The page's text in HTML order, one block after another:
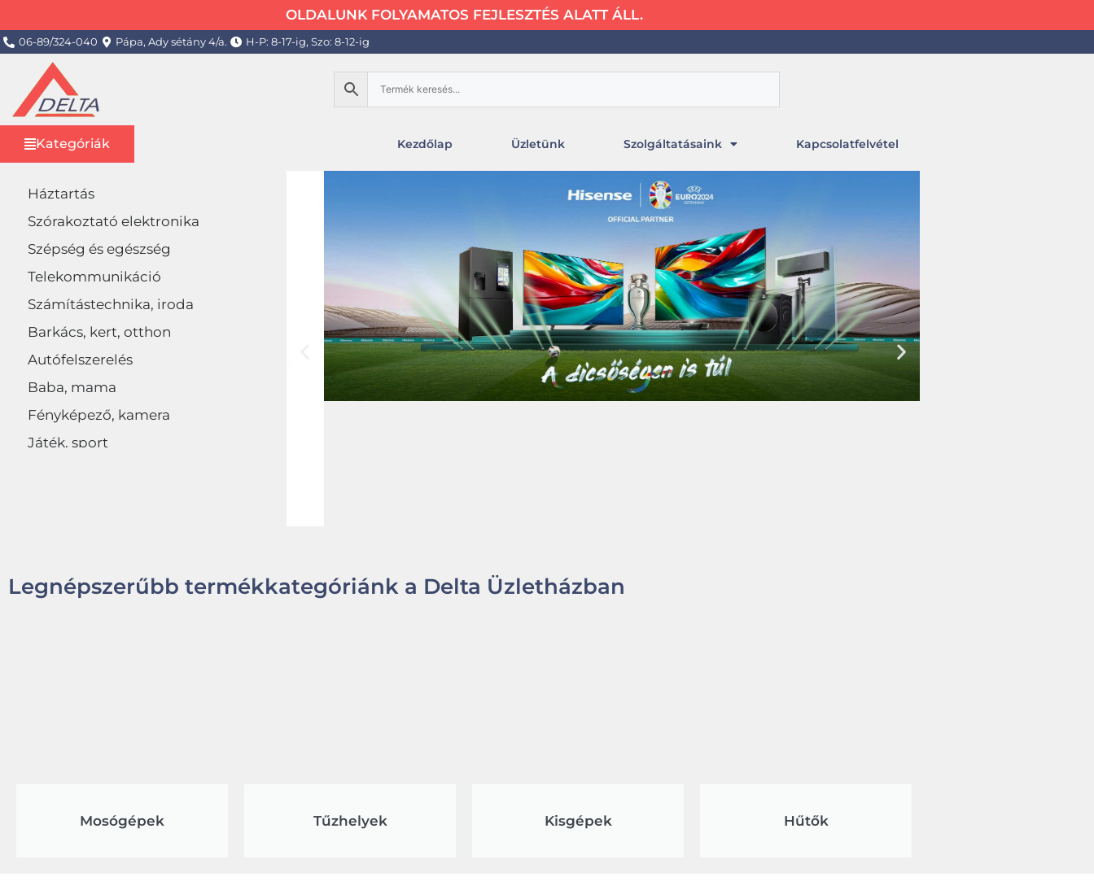
OLDALUNK FOLYAMATOS FEJLESZTÉS ALATT ÁLL.
06-89/324-040 Pápa, Ady sétány 4/a. H-P: 8-17-ig, Szo: 8-12-ig
Kategóriák Kezdőlap Üzletünk Szolgáltatásaink Kapcsolatfelvétel
Háztartás
Szórakoztató elektronika
Szépség és egészség
Telekommunikáció
Számítástechnika, iroda
Barkács, kert, otthon
Autófelszerelés
Baba, mama
Fényképező, kamera
Játék, sport
Legnépszerűbb termékkategóriánk a Delta Üzletházban
Mosógépek Tűzhelyek Kisgépek Hűtők